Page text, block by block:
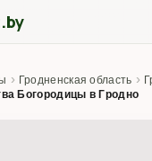
› Гродненская область ›
Богородицы в Гродно